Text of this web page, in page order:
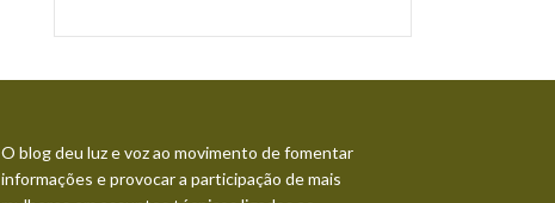
O blog deu luz e voz ao movimento de fomentar
informações e provocar a participação de mais